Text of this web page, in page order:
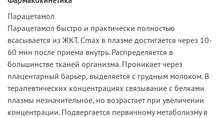
Парацетамол
Парацетамол быстро и практически полностью
всасывается из ЖКТ. Cmax в плазме достигается через 10-
60 мин после приема внутрь. Распределяется в
большинстве тканей организма. Проникает через
плацентарный барьер, выделяется с грудным молоком. В
терапевтических концентрациях связывание с белками
плазмы незначительное, но возрастает при увеличении
концентрации. Подвергается первичному метаболизму в